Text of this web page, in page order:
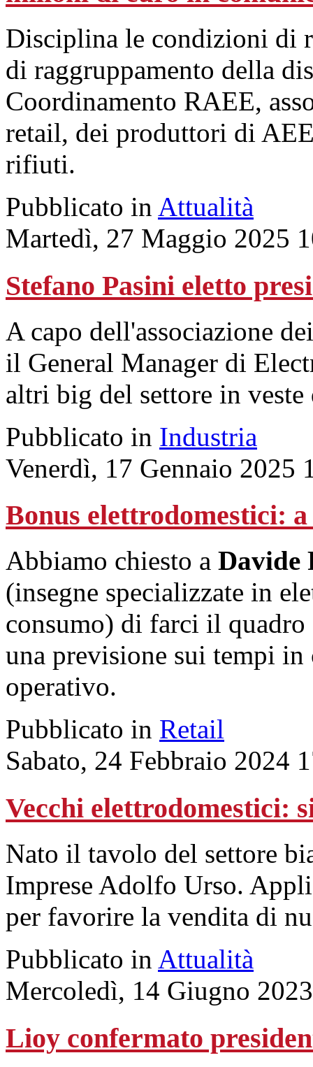
Disciplina le condizioni di
di raggruppamento della
Coordinamento RAEE,
retail, dei produttori di
rifiuti.
Pubblicato in Attualità
Martedì, 27 Maggio 2025
Stefano Pasini eletto
A capo dell'associazione
il General Manager di
altri big del settore in
Pubblicato in Industria
Venerdì, 17 Gennaio 2025
Bonus elettrodomestici:
Abbiamo chiesto a Davide
(insegne specializzate in
consumo) di farci il quadro
una previsione sui tempi
operativo.
Pubblicato in Retail
Sabato, 24 Febbraio 2024
Vecchi elettrodomestici:
Nato il tavolo del settore
Imprese Adolfo Urso.
per favorire la vendita di
Pubblicato in Attualità
Mercoledì, 14 Giugno
Lioy confermato